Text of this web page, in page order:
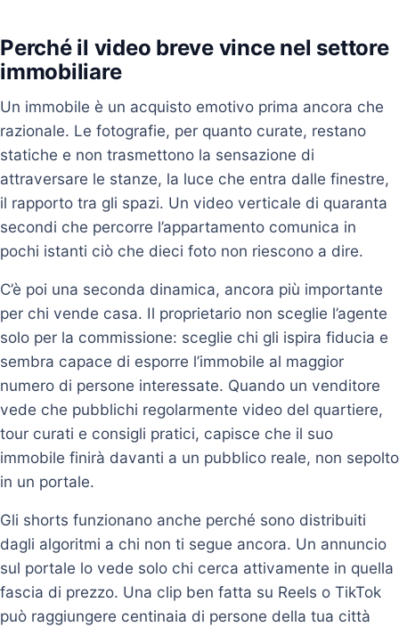
Perché il video breve vince nel settore
immobiliare
Un immobile è un acquisto emotivo prima ancora che
razionale. Le fotografie, per quanto curate, restano
statiche e non trasmettono la sensazione di
attraversare le stanze, la luce che entra dalle finestre,
il rapporto tra gli spazi. Un video verticale di quaranta
secondi che percorre l’appartamento comunica in
pochi istanti ciò che dieci foto non riescono a dire.
C’è poi una seconda dinamica, ancora più importante
per chi vende casa. Il proprietario non sceglie l’agente
solo per la commissione: sceglie chi gli ispira fiducia e
sembra capace di esporre l’immobile al maggior
numero di persone interessate. Quando un venditore
vede che pubblichi regolarmente video del quartiere,
tour curati e consigli pratici, capisce che il suo
immobile finirà davanti a un pubblico reale, non sepolto
in un portale.
Gli shorts funzionano anche perché sono distribuiti
dagli algoritmi a chi non ti segue ancora. Un annuncio
sul portale lo vede solo chi cerca attivamente in quella
fascia di prezzo. Una clip ben fatta su Reels o TikTok
può raggiungere centinaia di persone della tua città